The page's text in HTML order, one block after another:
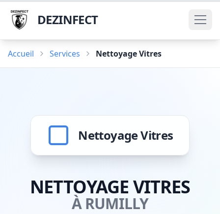
DEZINFECT
Accueil Services Nettoyage Vitres
Nettoyage Vitres
NETTOYAGE VITRES
À RUMILLY